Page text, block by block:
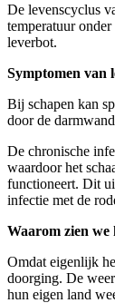
De levenscyclus
temperatuur
leverbot.
Symptomen van
Bij schapen kan
door de
De chronische
waardoor het
functioneert. Dit
infectie met de
Waarom zien we
Omdat eigenlijk
doorging. De
hun eigen land